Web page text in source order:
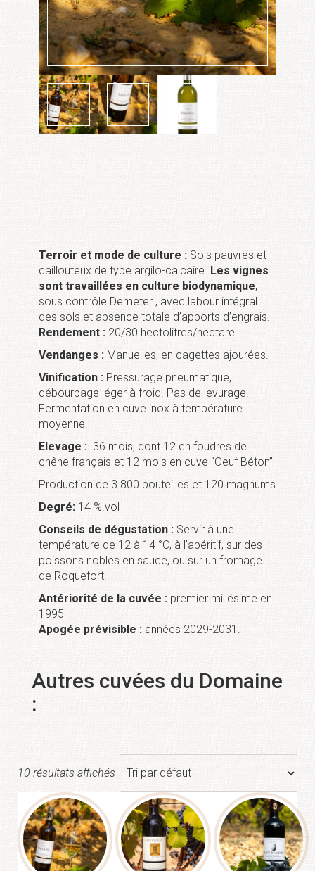
Terroir et mode de culture : Sols pauvres et
caillouteux de type argilo-calcaire. Les vignes
sont travaillées en culture biodynamique,
sous contrôle Demeter , avec labour intégral
des sols et absence totale d’apports d’engrais.
Rendement : 20/30 hectolitres/hectare.
Vendanges : Manuelles, en cagettes ajourées.
Vinification : Pressurage pneumatique,
débourbage léger à froid. Pas de levurage.
Fermentation en cuve inox à température
moyenne.
Elevage : 36 mois, dont 12 en foudres de
chêne français et 12 mois en cuve “Oeuf Béton”
Production de 3 800 bouteilles et 120 magnums
Degré: 14 %.vol
Conseils de dégustation : Servir à une
température de 12 à 14 °C, à l’apéritif, sur des
poissons nobles en sauce, ou sur un fromage
de Roquefort.
Antériorité de la cuvée : premier millésime en
1995
Apogée prévisible : années 2029-2031.
Autres cuvées du Domaine
:
10 résultats affichés